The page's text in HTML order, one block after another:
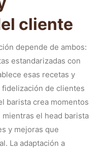
cliente
depende de ambos:
estandarizadas con
esas recetas y
fidelización de clientes
barista crea momentos
el head barista
y mejoras que
La adaptación a